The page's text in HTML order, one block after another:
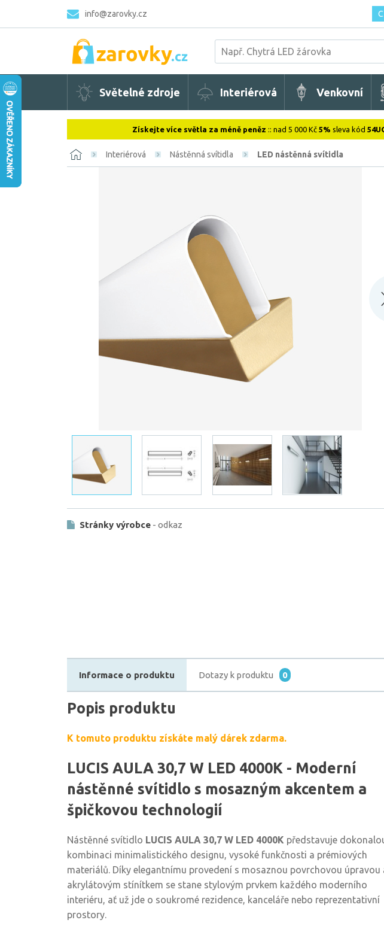
info@zarovky.cz
Světelné zdroje Interiérová Venkovní
Získejte více světla za méně peněz :: nad 5 000 Kč 5% sleva kód
Interiérová Nástěnná svítidla LED nástěnná svítidla
Stránky výrobce - odkaz
Informace o produktu Dotazy k produktu 0
Popis produktu
K tomuto produktu získáte malý dárek zdarma.
LUCIS AULA 30,7 W LED 4000K - Moderní
nástěnné svítidlo s mosazným akcentem a
špičkovou technologií
Nástěnné svítidlo LUCIS AULA 30,7 W LED 4000K představuje
kombinaci minimalistického designu, vysoké funkčnosti a prémiových
materiálů. Díky elegantnímu provedení s mosaznou povrchovou úpravou
akrylátovým stínítkem se stane stylovým prvkem každého moderního
interiéru, ať už jde o soukromé rezidence, kanceláře nebo reprezentativní
prostory.